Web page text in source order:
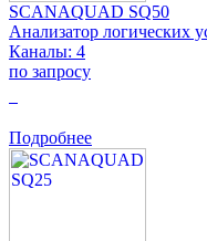
SCANAQUAD SQ50
Анализатор логических
Каналы: 4
по запросу
Подробнее